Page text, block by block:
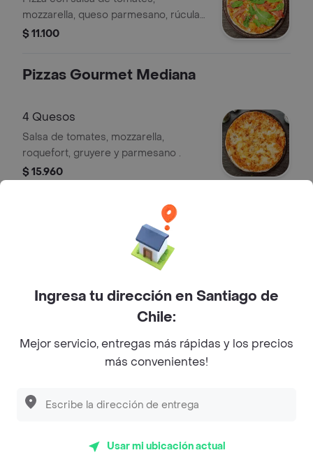
mozzarella, queso parmesano, rúcula
y jamón serrano.
$ 11.100
Pizzas Gourmet Mediana
4 Quesos
Salsa de tomates, mozzarella,
roquefort, gruyere y parmesano .
$ 15.960
Salsa de tomates, mozzarella, queso
cabra, jamón serrano, nueces y
Pizza con salsa de tomates,
mozzarella, carne, camarones, crema
Pizza con salsa de tomates,
Ingresa tu dirección en Santiago de
Chile:
Mejor servicio, entregas más rápidas y los precios
más convenientes!
Usar mi ubicación actual